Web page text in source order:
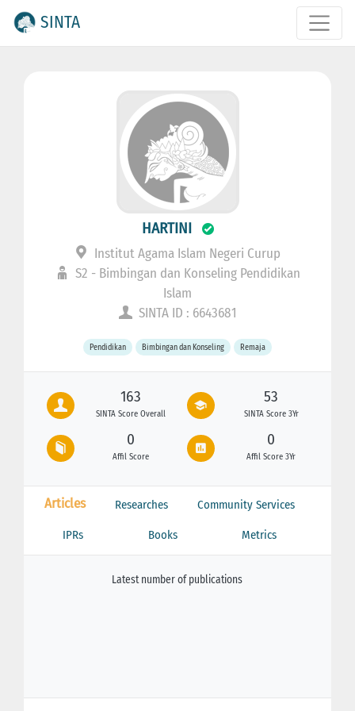
SINTA
HARTINI
Institut Agama Islam Negeri Curup
S2 - Bimbingan dan Konseling Pendidikan
Islam
SINTA ID : 6643681
Pendidikan Bimbingan dan Konseling Remaja
163
SINTA Score Overall
53
SINTA Score 3Yr
0
Affil Score
0
Affil Score 3Yr
Articles Researches Community Services
IPRs Books Metrics
Latest number of publications